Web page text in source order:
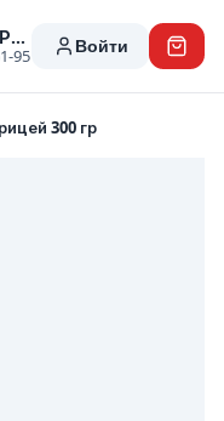
ДОСТАВКА ЕДЫ ВОРОНЕЖ
95 Войти
300 гр